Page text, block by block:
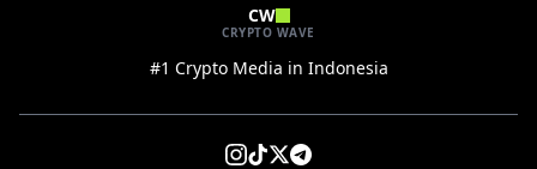
CW
CRYPTO WAVE
#1 Crypto Media in Indonesia